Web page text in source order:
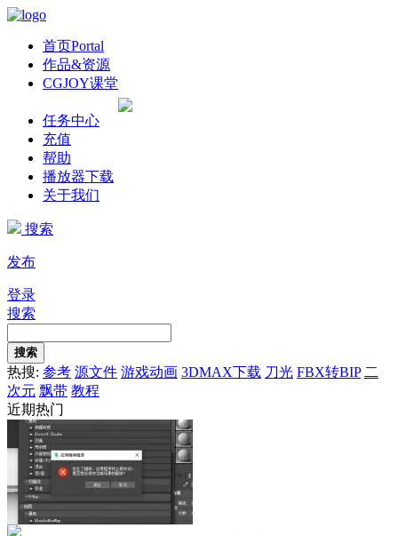
首页Portal
作品&资源
CGJOY课堂
任务中心
充值
帮助
播放器下载
关于我们
搜索
发布
登录
搜索
搜索
热搜: 参考 源文件 游戏动画 3DMAX下载 刀光 FBX转BIP 二
次元 飘带 教程
近期热门